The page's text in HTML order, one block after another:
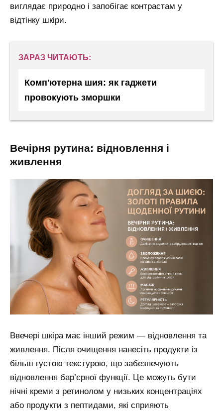
виглядає природно і запобігає контрастам у
відтінку шкіри.
ЗАРАЗ ЧИТАЮТЬ:
Комп'ютерна шия: як гаджети
провокують зморшки
вечірня рутина: відновлення і
живлення
Ввечері шкіра має інший режим — відновлення та
живлення. Після очищення нанесіть продукти із
більш густою текстурою, що забезпечують
відновлення бар’єрної функції. Це можуть бути
нічні креми з ретинолом у низьких концентраціях
або продукти з пептидами, які сприяють